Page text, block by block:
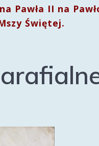
Pawła II na
Świętej.